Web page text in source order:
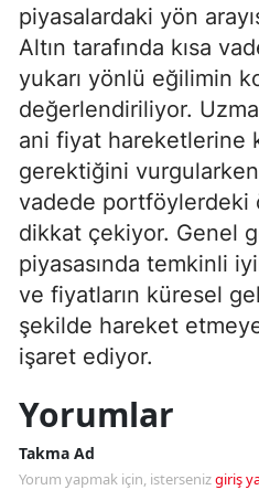
piyasalardaki yön
Altın tarafında kısa
yukarı yönlü eğilimin
değerlendiriliyor.
ani fiyat hareketlerine
gerektiğini
vadede portföylerdeki
dikkat çekiyor. Genel
piyasasında temkinli
ve fiyatların küresel
şekilde hareket
işaret ediyor.
Yorumlar
Takma Ad
Yorum yapmak için, istersenizgiriş